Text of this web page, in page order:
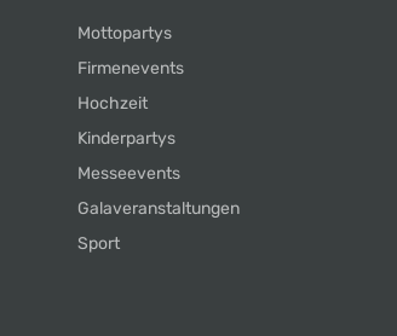
Mottopartys
Firmenevents
Hochzeit
Kinderpartys
Messeevents
Galaveranstaltungen
Sport